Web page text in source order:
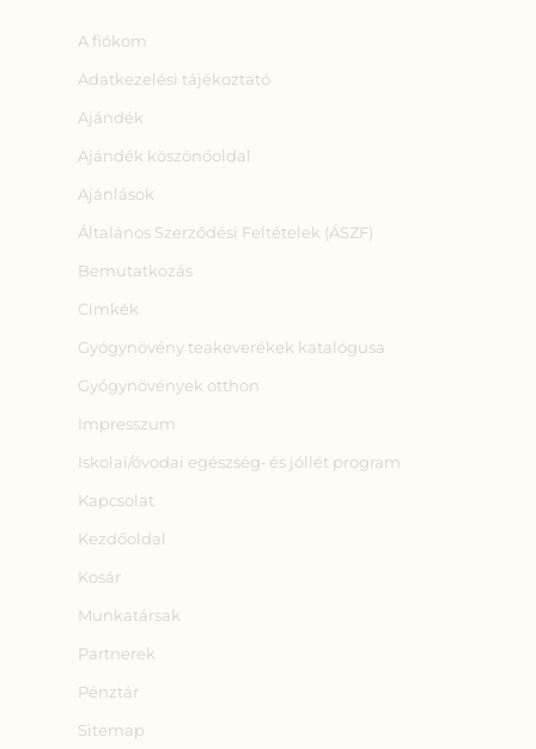
A fiókom
Adatkezelési tájékoztató
Ajándék
Ajándék köszönőoldal
Ajánlások
Általános Szerződési Feltételek (ÁSZF)
Bemutatkozás
Címkék
Gyógynövény teakeverékek katalógusa
Gyógynövények otthon
Impresszum
Iskolai/óvodai egészség‑ és jóllét program
Kapcsolat
Kezdőoldal
Kosár
Munkatársak
Partnerek
Pénztár
Sitemap